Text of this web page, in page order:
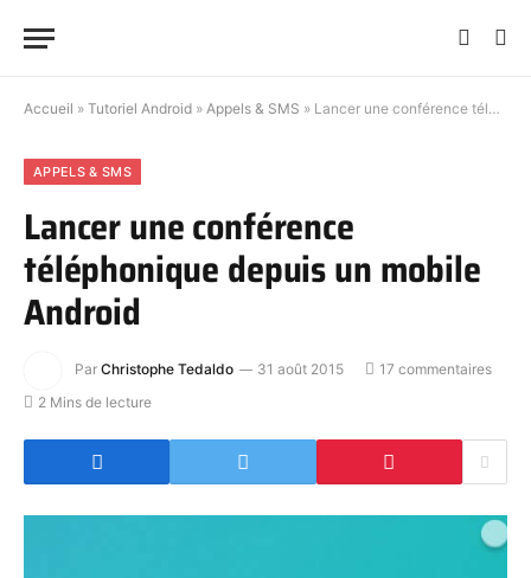
Accueil » Tutoriel Android » Appels & SMS » Lancer une conférence téléphonique depuis un mobile Android
APPELS & SMS
Lancer une conférence
téléphonique depuis un mobile
Android
Par Christophe Tedaldo 31 août 2015
17 commentaires
2 Mins de lecture